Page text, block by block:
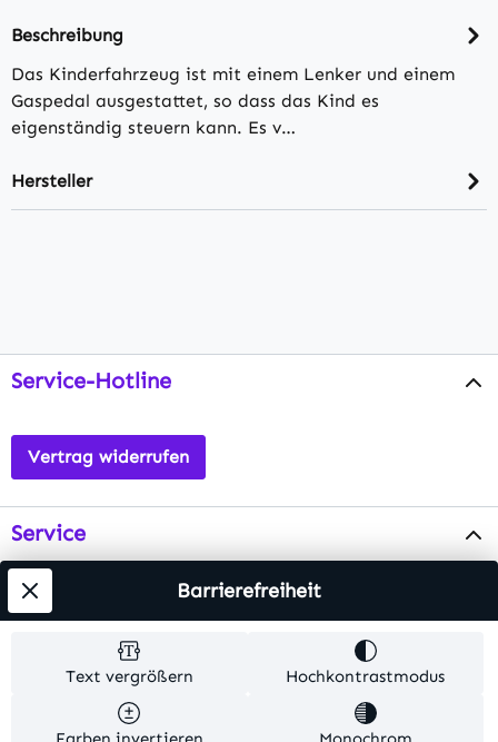
Beschreibung
Das Kinderfahrzeug ist mit einem Lenker und einem
Gaspedal ausgestattet, so dass das Kind es
eigenständig steuern kann. Es v…
Hersteller
Service-Hotline
Vertrag widerrufen
Service
Info
Alle Preise inkl. gesetzl. Mehrwertsteuer zzgl.
Text vergrößern Hochkontrastmodus
Barrierefreiheit